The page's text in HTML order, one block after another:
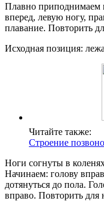
Плавно приподнимаем
вперед, левую ногу,
плавание. Повторить
Исходная позиция:
Читайте также:
Строение
Ноги согнуты в
Начинаем: голову
дотянуться до пола.
вправо. Повторить для